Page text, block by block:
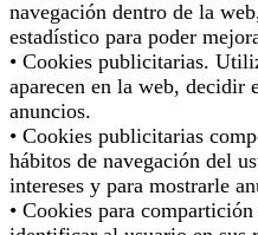
navegación dentro de la
estadístico para poder
• Cookies publicitarias.
aparecen en la web, decidir
anuncios.
• Cookies publicitarias
hábitos de navegación del
intereses y para mostrarle
• Cookies para